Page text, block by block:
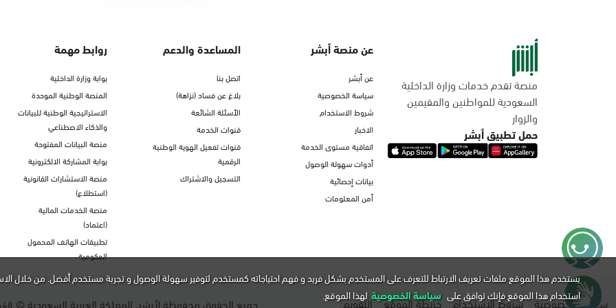
منصة تقدم خدمات وزارة الداخلية
السعودية للمواطنين والمقيمين
والزوار
حمل تطبيق أبشر
عن منصة أبشر
عن أبشر
سياسة الخصوصية
شروط الاستخدام
الاخبار
اتفاقية مستوى الخدمة
أدوات سهولة الوصول
بيانات إحصائية
أمن المعلومات
المساعدة والدعم
اتصل بنا
بلاغ عن فساد (نزاهة)
الأسئلة الشائعة
قنوات الخدمة
قنوات تفعيل الهوية الوطنية
الرقمية
التسجيل والاشتراك
روابط مهمة
بوابة وزارة الداخلية
المنصة الوطنية الموحدة
الاستراتيجية الوطنية للبيانات
والذكاء الاصطناعي
منصة البيانات المفتوحة
بوابة المشاركة الالكترونية
منصة الاستشارات القانونية
(استطلاع)
منصة الخدمات المالية
(اعتماد)
تطبيقات الهاتف المحمول
الحكومية
سياسة الخصوصية شروط الاستخدام خريطة الموقع التقويم جميع الحقوق محفوظة لأبشر، المملكة العربية السعودية ©
يستخدم هذا الموقع ملفات تعريف الارتباط للتعرف على المستخدم بشكل فريد و فهم احتياجاته كمستخدم لتوفير سهولة الوصول و تجربة مستخدم أفضل. من خلال
استخدام هذا الموقع فإنك توافق على سياسة الخصوصية لهذا الموقع.